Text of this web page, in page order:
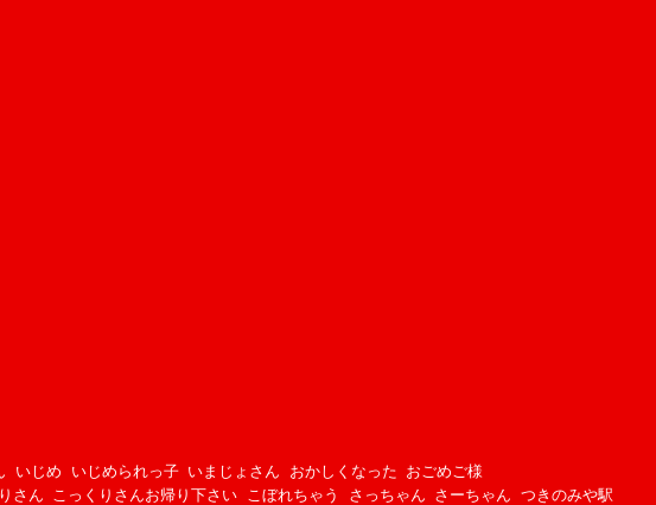
いじめ いじめられっ子 いまじょさん おかしくなった おごめご様
さん こっくりさんお帰り下さい こぼれちゃう さっちゃん さーちゃん つきのみや駅